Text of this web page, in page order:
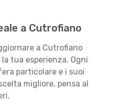
a Cutrofiano
a Cutrofiano
tua esperienza. Ogni
particolare e i suoi
migliore, pensa al